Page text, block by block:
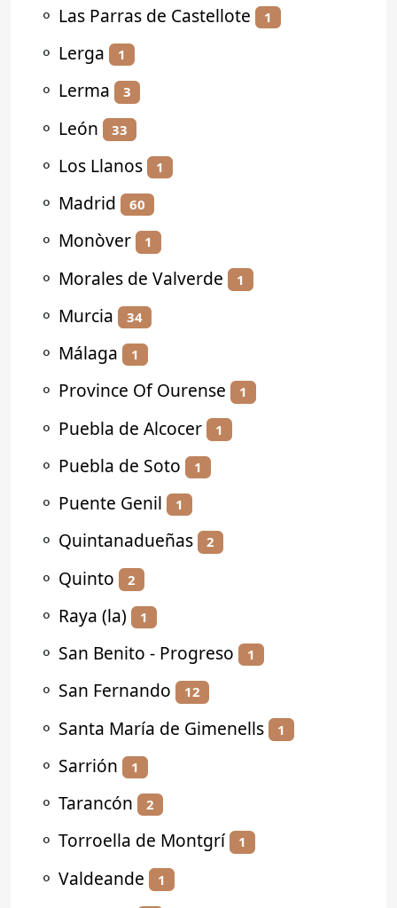
⚬ Las Parras de Castellote 1
⚬ Lerga 1
⚬ Lerma 3
⚬ León 33
⚬ Los Llanos 1
⚬ Madrid 60
⚬ Monòver 1
⚬ Morales de Valverde 1
⚬ Murcia 34
⚬ Málaga 1
⚬ Province Of Ourense 1
⚬ Puebla de Alcocer 1
⚬ Puebla de Soto 1
⚬ Puente Genil 1
⚬ Quintanadueñas 2
⚬ Quinto 2
⚬ Raya (la) 1
⚬ San Benito - Progreso 1
⚬ San Fernando 12
⚬ Santa María de Gimenells 1
⚬ Sarrión 1
⚬ Tarancón 2
⚬ Torroella de Montgrí 1
⚬ Valdeande 1